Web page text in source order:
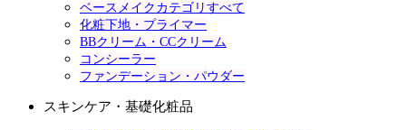
ベースメイクカテゴリすべて
化粧下地・プライマー
BBクリーム・CCクリーム
コンシーラー
ファンデーション・パウダー
スキンケア・基礎化粧品